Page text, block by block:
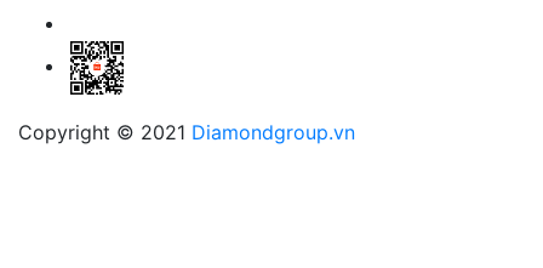
Copyright © 2021 Diamondgroup.vn